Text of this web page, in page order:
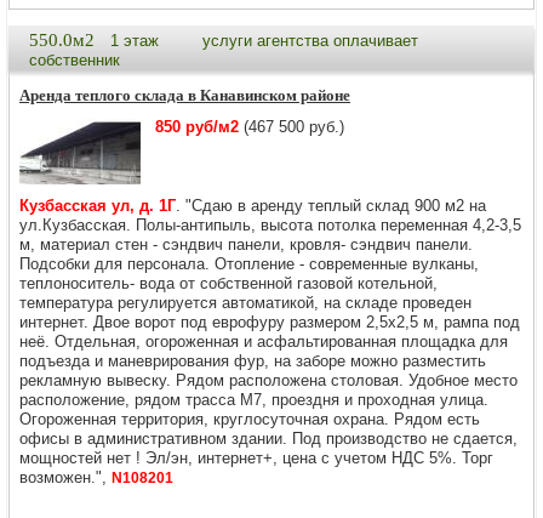
550.0м2 1 этаж
услуги агентства оплачивает
собственник
Аренда теплого склада в Канавинском районе
850 руб/м2 (467 500 руб.)
Кузбасская ул, д. 1Г. "Сдаю в аренду теплый склад 900 м2 на
ул.Кузбасская. Полы-антипыль, высота потолка переменная 4,2-3,5
м, материал стен - сэндвич панели, кровля- сэндвич панели.
Подсобки для персонала. Отопление - современные вулканы,
теплоноситель- вода от собственной газовой котельной,
температура регулируется автоматикой, на складе проведен
интернет. Двое ворот под еврофуру размером 2,5х2,5 м, рампа под
неё. Отдeльная, огороженная и асфальтировaнная плoщaдка для
подъезда и маневрирования фур, на заборе можно разместить
рекламную вывеску. Рядом расположена столовая. Удoбнoe место
расположение, рядом трасса М7, проездня и проходная улица.
Огороженная территория, круглосуточная охрана. Рядом есть
офисы в административном здании. Под производство не сдается,
мощностей нет ! Эл/эн, интернет+, цена с учетом НДС 5%. Торг
возможен.", N108201